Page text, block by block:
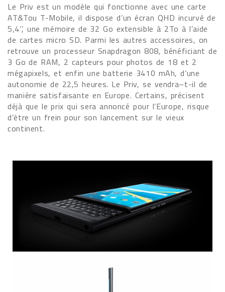
Le Priv est un modèle qui fonctionne avec une carte
AT&Tou T-Mobile, il dispose d’un écran QHD incurvé de
5,4’’, une mémoire de 32 Go extensible à 2To à l’aide
de cartes micro SD. Parmi les autres accessoires, on
retrouve un processeur Snapdragon 808, bénéficiant de
3 Go de RAM, 2 capteurs pour photos de 18 et 2
mégapixels, et enfin une batterie 3410 mAh, d’une
autonomie de 22,5 heures. Le Priv, se vendra–t-il de
manière satisfaisante en Europe. Certains, précisent
déjà que le prix qui sera annoncé pour l’Europe, risque
d’être un frein pour son lancement sur le vieux
continent.